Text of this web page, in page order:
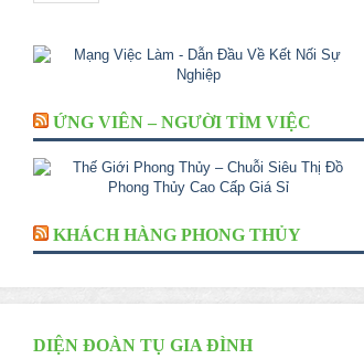
ỨNG VIÊN – NGƯỜI TÌM VIỆC
KHÁCH HÀNG PHONG THỦY
DIỆN ĐOÀN TỤ GIA ĐÌNH